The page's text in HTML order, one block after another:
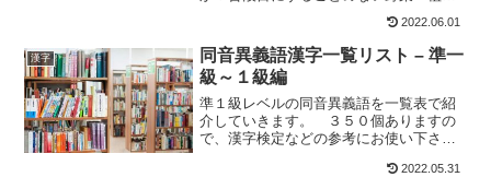
１１１種類ある漢字リストをいくつ読む
ことができますか？
2022.06.01
漢字
同音異義語漢字一覧リスト – 準一
級～１級編
準１級レベルの同音異義語を一覧表で紹
介していきます。 ３５０個ありますの
で、漢字検定などの参考にお使い下さ
2022.05.31